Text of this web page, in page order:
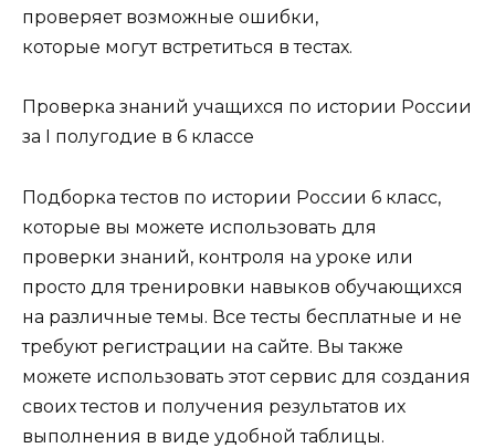
проверяет возможные ошибки,
которые могут встретиться в тестах.
Проверка знаний учащихся по истории России
за I полугодие в 6 классе
Подборка тестов по истории России 6 класс,
которые вы можете использовать для
проверки знаний, контроля на уроке или
просто для тренировки навыков обучающихся
на различные темы. Все тесты бесплатные и не
требуют регистрации на сайте. Вы также
можете использовать этот сервис для создания
своих тестов и получения результатов их
выполнения в виде удобной таблицы.